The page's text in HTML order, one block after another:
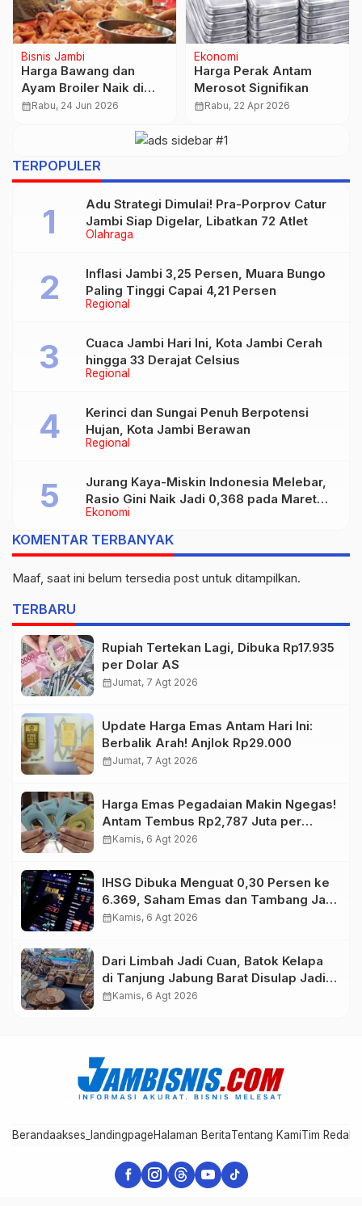
Regional
Budi Setiawan Resmi
Sandang Gelar Doktor,
Sidang Promosi Doktor
calendar_month Kamis, 9 Apr 2026
Nasional
Jusuf Kalla Ngamuk
Lahannya di
Diklaim Perusahaan,
calendar_month Jumat, 7 Nov 2025
TERPOPULER
Olahraga
Adu Strategi Dimulai! Pra-Porprov Catur
Jambi Siap Digelar, Libatkan 72 Atlet
Regional
Inflasi Jambi 3,25 Persen, Muara Bungo
Paling Tinggi Capai 4,21 Persen
Regional
Cuaca Jambi Hari Ini, Kota Jambi Cerah
hingga 33 Derajat Celsius
Regional
Kerinci dan Sungai Penuh Berpotensi
Hujan, Kota Jambi Berawan
Ekonomi
Jurang Kaya-Miskin Indonesia Melebar,
Rasio Gini Naik Jadi 0,368 pada Maret
2026
KOMENTAR TERBANYAK
Maaf, saat ini belum tersedia post untuk ditampilkan.
TERBARU
Rupiah Tertekan Lagi, Dibuka Rp17.935
per Dolar AS
calendar_monthJumat, 7 Agt 2026
Update Harga Emas Antam Hari Ini:
Berbalik Arah! Anjlok Rp29.000
calendar_monthJumat, 7 Agt 2026
Harga Emas Pegadaian Makin Ngegas!
Antam Tembus Rp2,787 Juta per
Gram
calendar_monthKamis, 6 Agt 2026
IHSG Dibuka Menguat 0,30 Persen ke
6.369, Saham Emas dan Tambang Jadi
Penggerak
calendar_monthKamis, 6 Agt 2026
Dari Limbah Jadi Cuan, Batok Kelapa
di Tanjung Jabung Barat Disulap Jadi
Kerajinan Bernilai Tinggi
calendar_monthKamis, 6 Agt 2026
Berandaakses_landingpageHalaman BeritaTentang KamiTim Redaksi